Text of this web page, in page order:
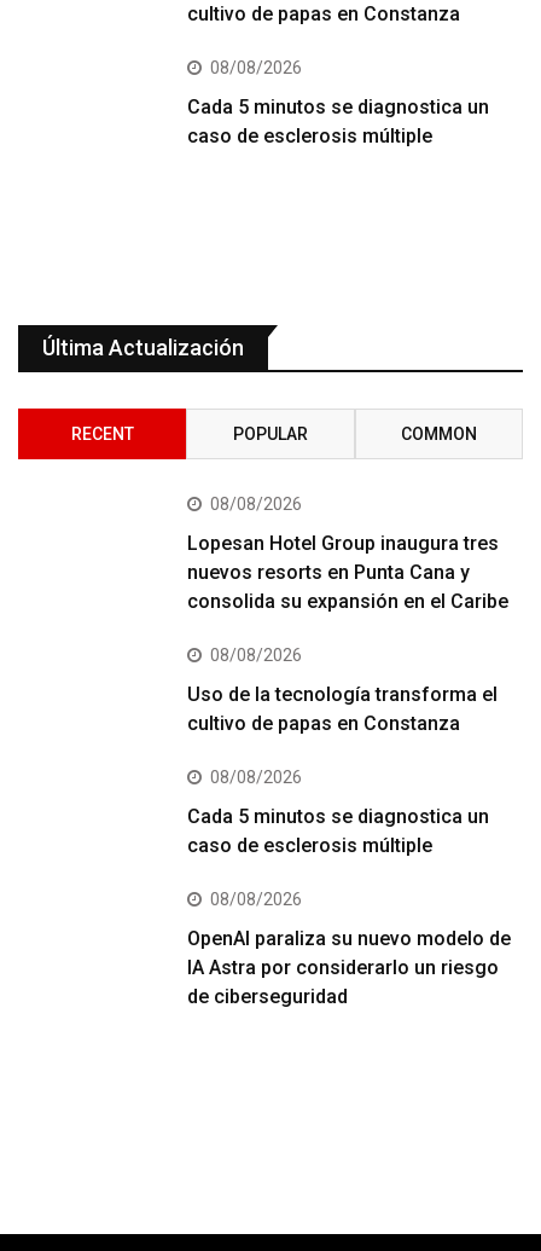
cultivo de papas en Constanza
08/08/2026
Cada 5 minutos se diagnostica un
caso de esclerosis múltiple
Última Actualización
RECENT POPULAR COMMON
08/08/2026
Lopesan Hotel Group inaugura tres
nuevos resorts en Punta Cana y
consolida su expansión en el Caribe
08/08/2026
Uso de la tecnología transforma el
cultivo de papas en Constanza
08/08/2026
Cada 5 minutos se diagnostica un
caso de esclerosis múltiple
08/08/2026
OpenAI paraliza su nuevo modelo de
IA Astra por considerarlo un riesgo
de ciberseguridad